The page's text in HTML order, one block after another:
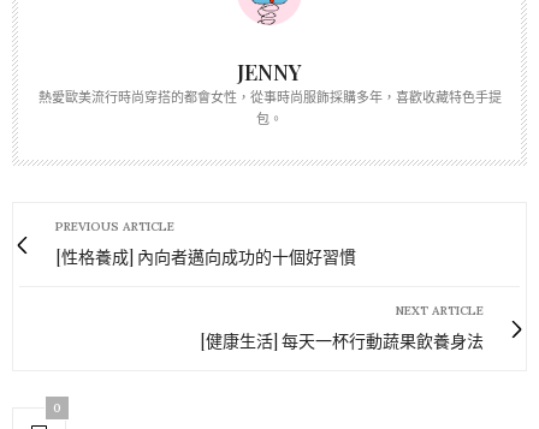
JENNY
熱愛歐美流行時尚穿搭的都會女性，從事時尚服飾採購多年，喜歡收藏特色手提
包。
PREVIOUS ARTICLE
[性格養成] 內向者邁向成功的十個好習慣
NEXT ARTICLE
[健康生活] 每天一杯行動蔬果飲養身法
0